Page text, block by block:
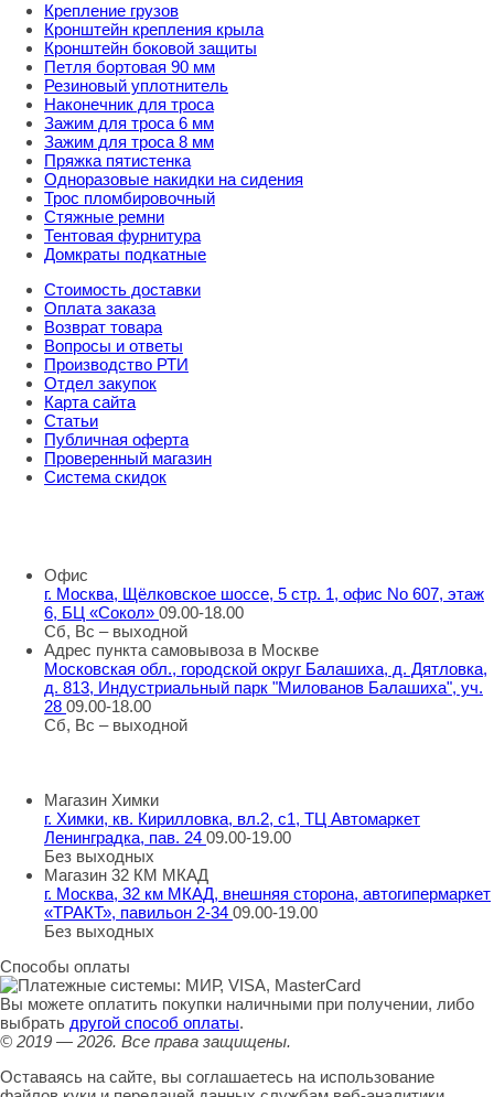
Крепление грузов
Кронштейн крепления крыла
Кронштейн боковой защиты
Петля бортовая 90 мм
Резиновый уплотнитель
Наконечник для троса
Зажим для троса 6 мм
Зажим для троса 8 мм
Пряжка пятистенка
Одноразовые накидки на сидения
Трос пломбировочный
Стяжные ремни
Тентовая фурнитура
Домкраты подкатные
Стоимость доставки
Оплата заказа
Возврат товара
Вопросы и ответы
Производство РТИ
Отдел закупок
Карта сайта
Статьи
Публичная оферта
Проверенный магазин
Система скидок
Офис
г. Москва, Щёлковское шоссе, 5 стр. 1, офис No 607, этаж
6, БЦ «Сокол» 09.00-18.00
Сб, Вс – выходной
Адрес пункта самовывоза в Москве
Московская обл., городской округ Балашиха, д. Дятловка,
д. 813, Индустриальный парк "Милованов Балашиха", уч.
28 09.00-18.00
Сб, Вс – выходной
Магазин Химки
г. Химки, кв. Кирилловка, вл.2, с1, ТЦ Автомаркет
Ленинградка, пав. 24 09.00-19.00
Без выходных
Магазин 32 КМ МКАД
г. Москва, 32 км МКАД, внешняя сторона, автогипермаркет
«ТРАКТ», павильон 2-34 09.00-19.00
Без выходных
Способы оплаты
Вы можете оплатить покупки наличными при получении, либо
выбрать другой способ оплаты.
© 2019 — 2026. Все права защищены.
Оставаясь на сайте, вы соглашаетесь на использование